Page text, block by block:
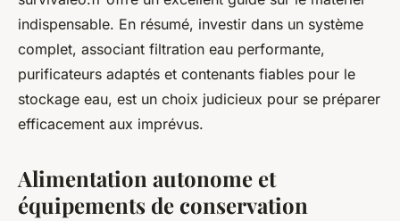
indispensable. En résumé, investir dans un système
complet, associant filtration eau performante,
purificateurs adaptés et contenants fiables pour le
stockage eau, est un choix judicieux pour se préparer
efficacement aux imprévus.
Alimentation autonome et
équipements de conservation